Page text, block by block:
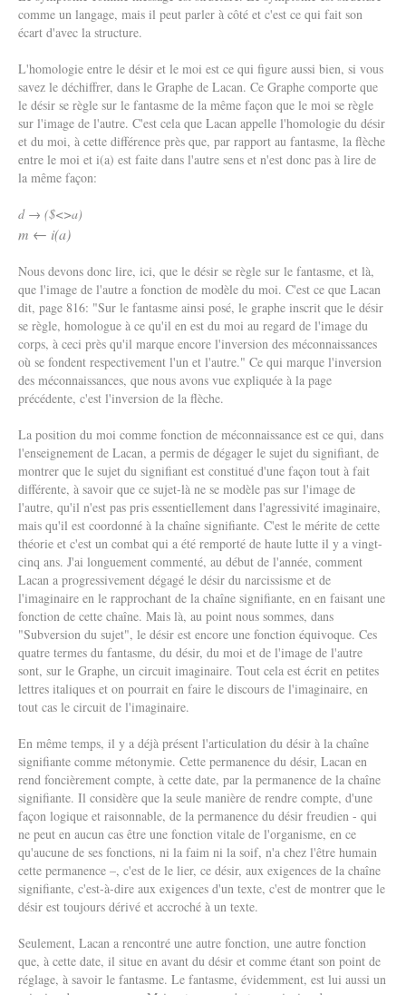
comme un langage, mais il peut parler à côté et c'est ce qui fait son
écart d'avec la structure.
L'homologie entre le désir et le moi est ce qui figure aussi bien, si vous
savez le déchiffrer, dans le Graphe de Lacan. Ce Graphe comporte que
le désir se règle sur le fantasme de la même façon que le moi se règle
sur l'image de l'autre. C'est cela que Lacan appelle l'homologie du désir
et du moi, à cette différence près que, par rapport au fantasme, la flèche
entre le moi et i(a) est faite dans l'autre sens et n'est donc pas à lire de
la même façon:
d → ($<>a)
m ← i(a)
Nous devons donc lire, ici, que le désir se règle sur le fantasme, et là,
que l'image de l'autre a fonction de modèle du moi. C'est ce que Lacan
dit, page 816: "Sur le fantasme ainsi posé, le graphe inscrit que le désir
se règle, homologue à ce qu'il en est du moi au regard de l'image du
corps, à ceci près qu'il marque encore l'inversion des méconnaissances
où se fondent respectivement l'un et l'autre." Ce qui marque l'inversion
des méconnaissances, que nous avons vue expliquée à la page
précédente, c'est l'inversion de la flèche.
La position du moi comme fonction de méconnaissance est ce qui, dans
l'enseignement de Lacan, a permis de dégager le sujet du signifiant, de
montrer que le sujet du signifiant est constitué d'une façon tout à fait
différente, à savoir que ce sujet-là ne se modèle pas sur l'image de
l'autre, qu'il n'est pas pris essentiellement dans l'agressivité imaginaire,
mais qu'il est coordonné à la chaîne signifiante. C'est le mérite de cette
théorie et c'est un combat qui a été remporté de haute lutte il y a vingt-
cinq ans. J'ai longuement commenté, au début de l'année, comment
Lacan a progressivement dégagé le désir du narcissisme et de
l'imaginaire en le rapprochant de la chaîne signifiante, en en faisant une
fonction de cette chaîne. Mais là, au point nous sommes, dans
"Subversion du sujet", le désir est encore une fonction équivoque. Ces
quatre termes du fantasme, du désir, du moi et de l'image de l'autre
sont, sur le Graphe, un circuit imaginaire. Tout cela est écrit en petites
lettres italiques et on pourrait en faire le discours de l'imaginaire, en
tout cas le circuit de l'imaginaire.
En même temps, il y a déjà présent l'articulation du désir à la chaîne
signifiante comme métonymie. Cette permanence du désir, Lacan en
rend foncièrement compte, à cette date, par la permanence de la chaîne
signifiante. Il considère que la seule manière de rendre compte, d'une
façon logique et raisonnable, de la permanence du désir freudien - qui
ne peut en aucun cas être une fonction vitale de l'organisme, en ce
qu'aucune de ses fonctions, ni la faim ni la soif, n'a chez l'être humain
cette permanence –, c'est de le lier, ce désir, aux exigences de la chaîne
signifiante, c'est-à-dire aux exigences d'un texte, c'est de montrer que le
désir est toujours dérivé et accroché à un texte.
Seulement, Lacan a rencontré une autre fonction, une autre fonction
que, à cette date, il situe en avant du désir et comme étant son point de
réglage, à savoir le fantasme. Le fantasme, évidemment, est lui aussi un